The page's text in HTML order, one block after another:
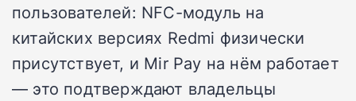
пользователей: NFC-модуль на
китайских версиях Redmi физически
присутствует, и Mir Pay на нём работает
— это подтверждают владельцы